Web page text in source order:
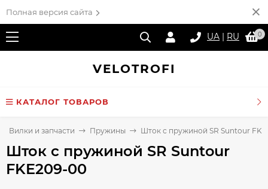
Полная версия сайта
UA | RU 0
VELOTROFI
КАТАЛОГ ТОВАРОВ
Вилки и запчасти Пружины Шток с пружиной SR Suntour
Шток с пружиной SR Suntour
FKE209-00